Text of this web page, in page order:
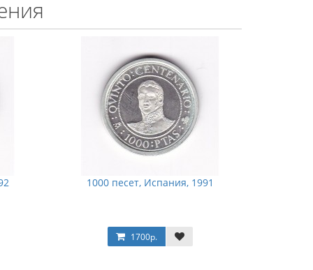
1000 песет, Испания, 1991
1700р.